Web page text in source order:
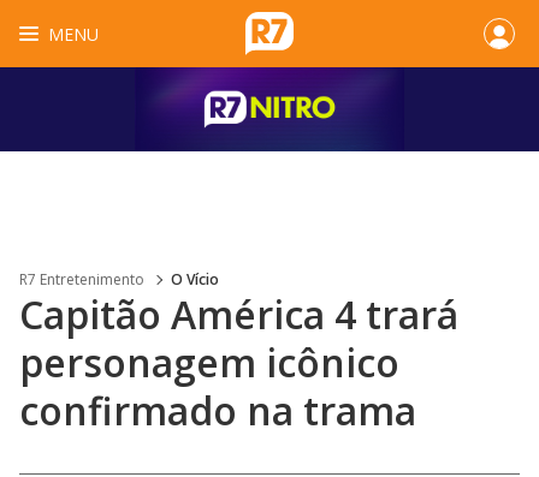
MENU
R7 Entretenimento O Vício
Capitão América 4 trará
personagem icônico
confirmado na trama